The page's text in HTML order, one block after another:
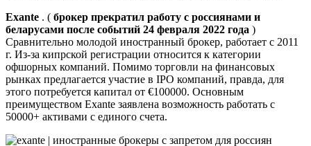
Exante . ( брокер прекратил работу с россиянами и
беларусами после событий 24 февраля 2022 года )
Сравнительно молодой иностранный брокер, работает с 2011
г. Из-за кипрской регистрации относится к категории
офшорных компаний. Помимо торговли на финансовых
рынках предлагается участие в IPO компаний, правда, для
этого потребуется капитал от €100000. Основным
преимуществом Exante заявлена возможность работать с
50000+ активами с единого счета.